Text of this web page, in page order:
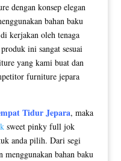
dengan konsep elegan
bahan baku
kerjakan oleh tenaga
ini sangat sesuai
yang kami buat dan
furniture jepara
Tidur Jepara, maka
sweet pinky full jok
anda pilih. Dari segi
bahan baku